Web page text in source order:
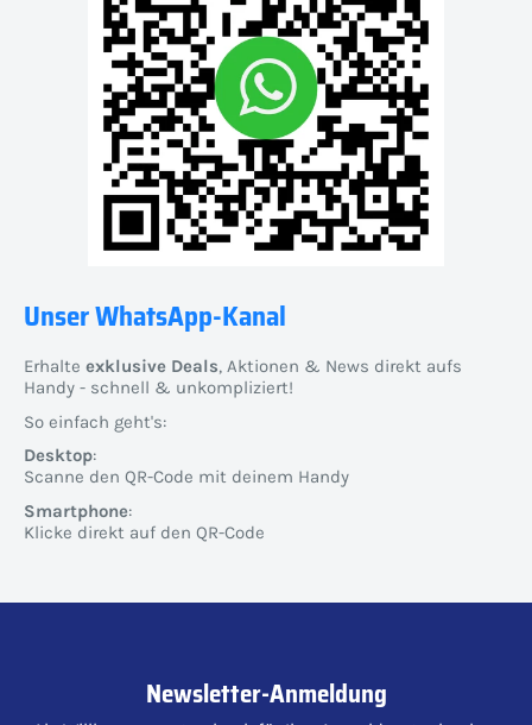
Unser WhatsApp-Kanal
Erhalte exklusive Deals, Aktionen & News direkt aufs
Handy - schnell & unkompliziert!
So einfach geht's:
Desktop:
Scanne den QR-Code mit deinem Handy
Smartphone:
Klicke direkt auf den QR-Code
Newsletter-Anmeldung